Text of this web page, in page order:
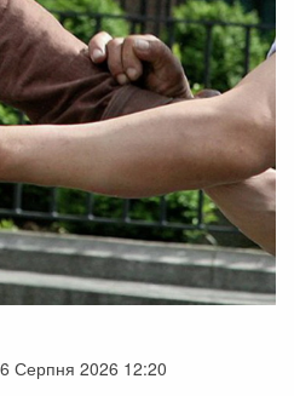
Серпня 2026 12:20